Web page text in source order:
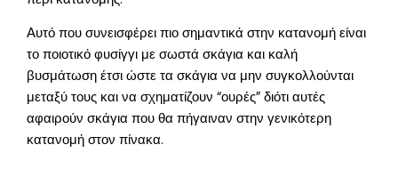
Αυτό που συνεισφέρει πιο σημαντικά στην κατανομή είναι
το ποιοτικό φυσίγγι με σωστά σκάγια και καλή
βυσμάτωση έτσι ώστε τα σκάγια να μην συγκολλούνται
μεταξύ τους και να σχηματίζουν “ουρές” διότι αυτές
αφαιρούν σκάγια που θα πήγαιναν στην γενικότερη
κατανομή στον πίνακα.